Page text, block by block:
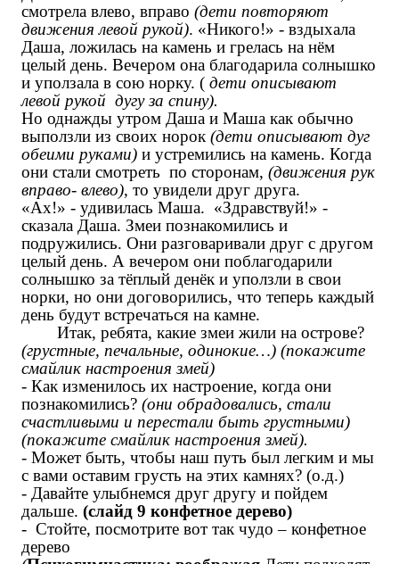
смотрела влево, вправо (дети повторяют
движения левой рукой). «Никого!» - вздыхала
Даша, ложилась на камень и грелась на нём
целый день. Вечером она благодарила солнышко
и уползала в сою норку. ( дети описывают
левой рукой дугу за спину).
Но однажды утром Даша и Маша как обычно
выползли из своих норок (дети описывают дуг
обеими руками) и устремились на камень. Когда
они стали смотреть по сторонам, (движения рук
вправо- влево), то увидели друг друга.
«Ах!» - удивилась Маша. «Здравствуй!» -
сказала Даша. Змеи познакомились и
подружились. Они разговаривали друг с другом
целый день. А вечером они поблагодарили
солнышко за тёплый денёк и уползли в свои
норки, но они договорились, что теперь каждый
день будут встречаться на камне.
Итак, ребята, какие змеи жили на острове?
(грустные, печальные, одинокие…) (покажите
смайлик настроения змей)
- Как изменилось их настроение, когда они
познакомились? (они обрадовались, стали
счастливыми и перестали быть грустными)
(покажите смайлик настроения змей).
- Может быть, чтобы наш путь был легким и мы
с вами оставим грусть на этих камнях? (о.д.)
- Давайте улыбнемся друг другу и пойдем
дальше. (слайд 9 конфетное дерево)
- Стойте, посмотрите вот так чудо – конфетное
дерево